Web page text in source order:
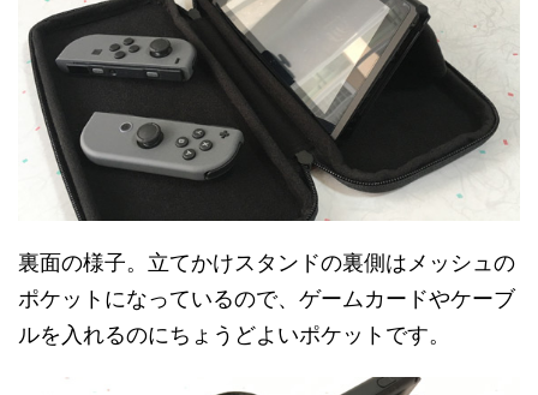
裏面の様子。立てかけスタンドの裏側はメッシュの
ポケットになっているので、ゲームカードやケーブ
ルを入れるのにちょうどよいポケットです。